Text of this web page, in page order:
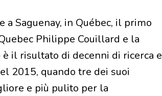
Saguenay, in Québec, il primo
Philippe Couillard e la
è il risultato di decenni di ricerca e
2015, quando tre dei suoi
e più pulito per la